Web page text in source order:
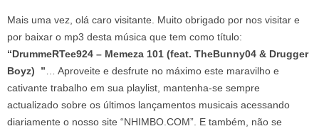
Mais uma vez, olá caro visitante. Muito obrigado por nos visitar e
por baixar o mp3 desta música que tem como título:
“DrummeRTee924 – Memeza 101 (feat. TheBunny04 & Drugger
Boyz) ” … Aproveite e desfrute no máximo este maravilho e
cativante trabalho em sua playlist, mantenha-se sempre
actualizado sobre os últimos lançamentos musicais acessando
diariamente o nosso site “NHIMBO.COM”. E também, não se